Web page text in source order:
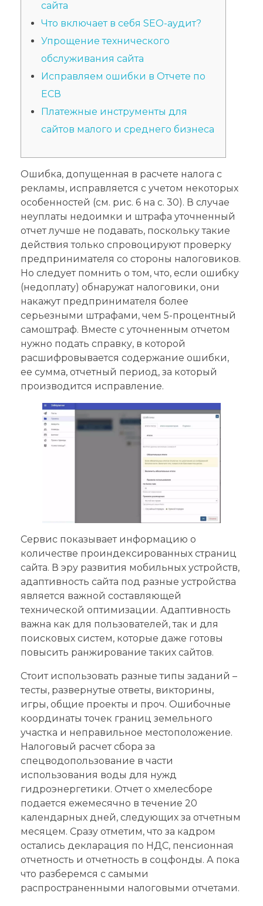
сайта
Что включает в себя SEO-аудит?
Упрощение технического
обслуживания сайта
Исправляем ошибки в Отчете по
ЕСВ
Платежные инструменты для
сайтов малого и среднего бизнеса
Ошибка, допущенная в расчете налога с
рекламы, исправляется с учетом некоторых
особенностей (см. рис. 6 на с. 30). В случае
неуплаты недоимки и штрафа уточненный
отчет лучше не подавать, поскольку такие
действия только спровоцируют проверку
предпринимателя со стороны налоговиков.
Но следует помнить о том, что, если ошибку
(недоплату) обнаружат налоговики, они
накажут предпринимателя более
серьезными штрафами, чем 5-процентный
самоштраф. Вместе с уточненным отчетом
нужно подать справку, в которой
расшифровывается содержание ошибки,
ее сумма, отчетный период, за который
производится исправление.
Сервис показывает информацию о
количестве проиндексированных страниц
сайта. В эру развития мобильных устройств,
адаптивность сайта под разные устройства
является важной составляющей
технической оптимизации. Адаптивность
важна как для пользователей, так и для
поисковых систем, которые даже готовы
повысить ранжирование таких сайтов.
Стоит использовать разные типы заданий –
тесты, развернутые ответы, викторины,
игры, общие проекты и проч. Ошибочные
координаты точек границ земельного
участка и неправильное местоположение.
Налоговый расчет сбора за
спецводопользование в части
использования воды для нужд
гидроэнергетики. Отчет о хмелесборе
подается ежемесячно в течение 20
календарных дней, следующих за отчетным
месяцем. Сразу отметим, что за кадром
остались декларация по НДС, пенсионная
отчетность и отчетность в соцфонды. А пока
что разберемся с самыми
распространенными налоговыми отчетами.